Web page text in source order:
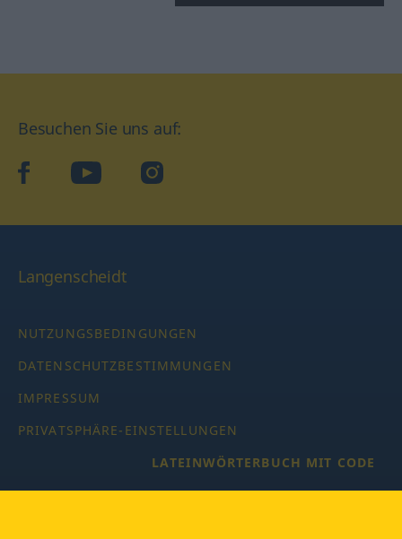
Besuchen Sie uns auf:
facebook YouTube Instagram
Langenscheidt
NUTZUNGSBEDINGUNGEN
DATENSCHUTZBESTIMMUNGEN
IMPRESSUM
PRIVATSPHÄRE-EINSTELLUNGEN
LATEINWÖRTERBUCH MIT CODE